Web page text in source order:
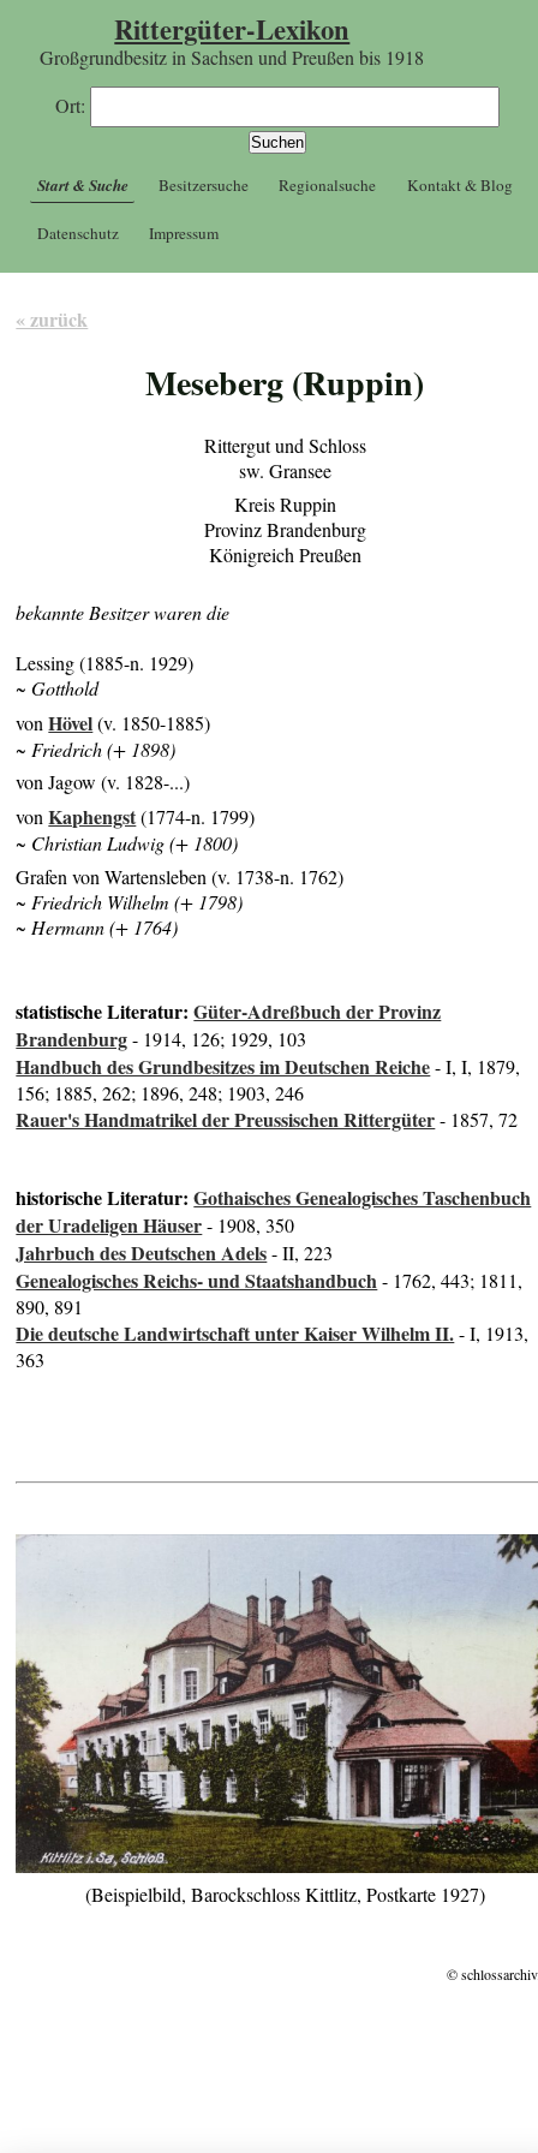
Rittergüter-Lexikon
Großgrundbesitz in Sachsen und Preußen bis 1918
Ort:
Start & Suche Besitzersuche Regionalsuche Kontakt & Blog
Datenschutz Impressum
« zurück
Meseberg (Ruppin)
Rittergut und Schloss
sw. Gransee
Kreis Ruppin
Provinz Brandenburg
Königreich Preußen
bekannte Besitzer waren die
Lessing (1885-n. 1929)
~ Gotthold
vonHövel(v. 1850-1885)
~ Friedrich (+ 1898)
von Jagow (v. 1828-...)
vonKaphengst(1774-n. 1799)
~ Christian Ludwig (+ 1800)
Grafen von Wartensleben (v. 1738-n. 1762)
~ Friedrich Wilhelm (+ 1798)
~ Hermann (+ 1764)
statistische Literatur:Güter-Adreßbuch der Provinz
Brandenburg- 1914, 126; 1929, 103
Handbuch des Grundbesitzes im Deutschen Reiche- I, I, 1879,
156; 1885, 262; 1896, 248; 1903, 246
Rauer's Handmatrikel der Preussischen Rittergüter- 1857, 72
historische Literatur:Gothaisches Genealogisches Taschenbuch
der Uradeligen Häuser- 1908, 350
Jahrbuch des Deutschen Adels- II, 223
Genealogisches Reichs- und Staatshandbuch- 1762, 443; 1811,
890, 891
Die deutsche Landwirtschaft unter Kaiser Wilhelm II.- I, 1913,
363
(Beispielbild, Barockschloss Kittlitz, Postkarte 1927)
©